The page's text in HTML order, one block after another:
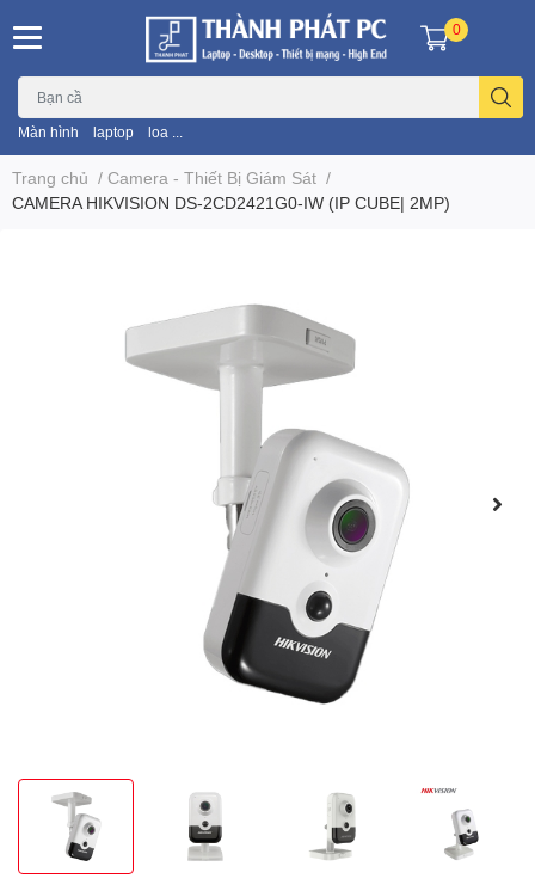
Màn hình laptop loa ...
0
Trang chủ / Camera - Thiết Bị Giám Sát /
CAMERA HIKVISION DS-2CD2421G0-IW (IP CUBE| 2MP)